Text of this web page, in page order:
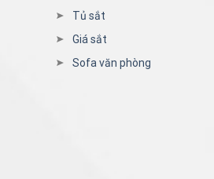
Tủ sắt
Giá sắt
Sofa văn phòng